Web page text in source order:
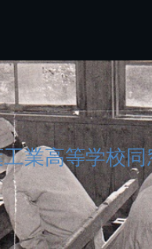
ツ
へ
ス
キ
ッ
プ
業高等学校